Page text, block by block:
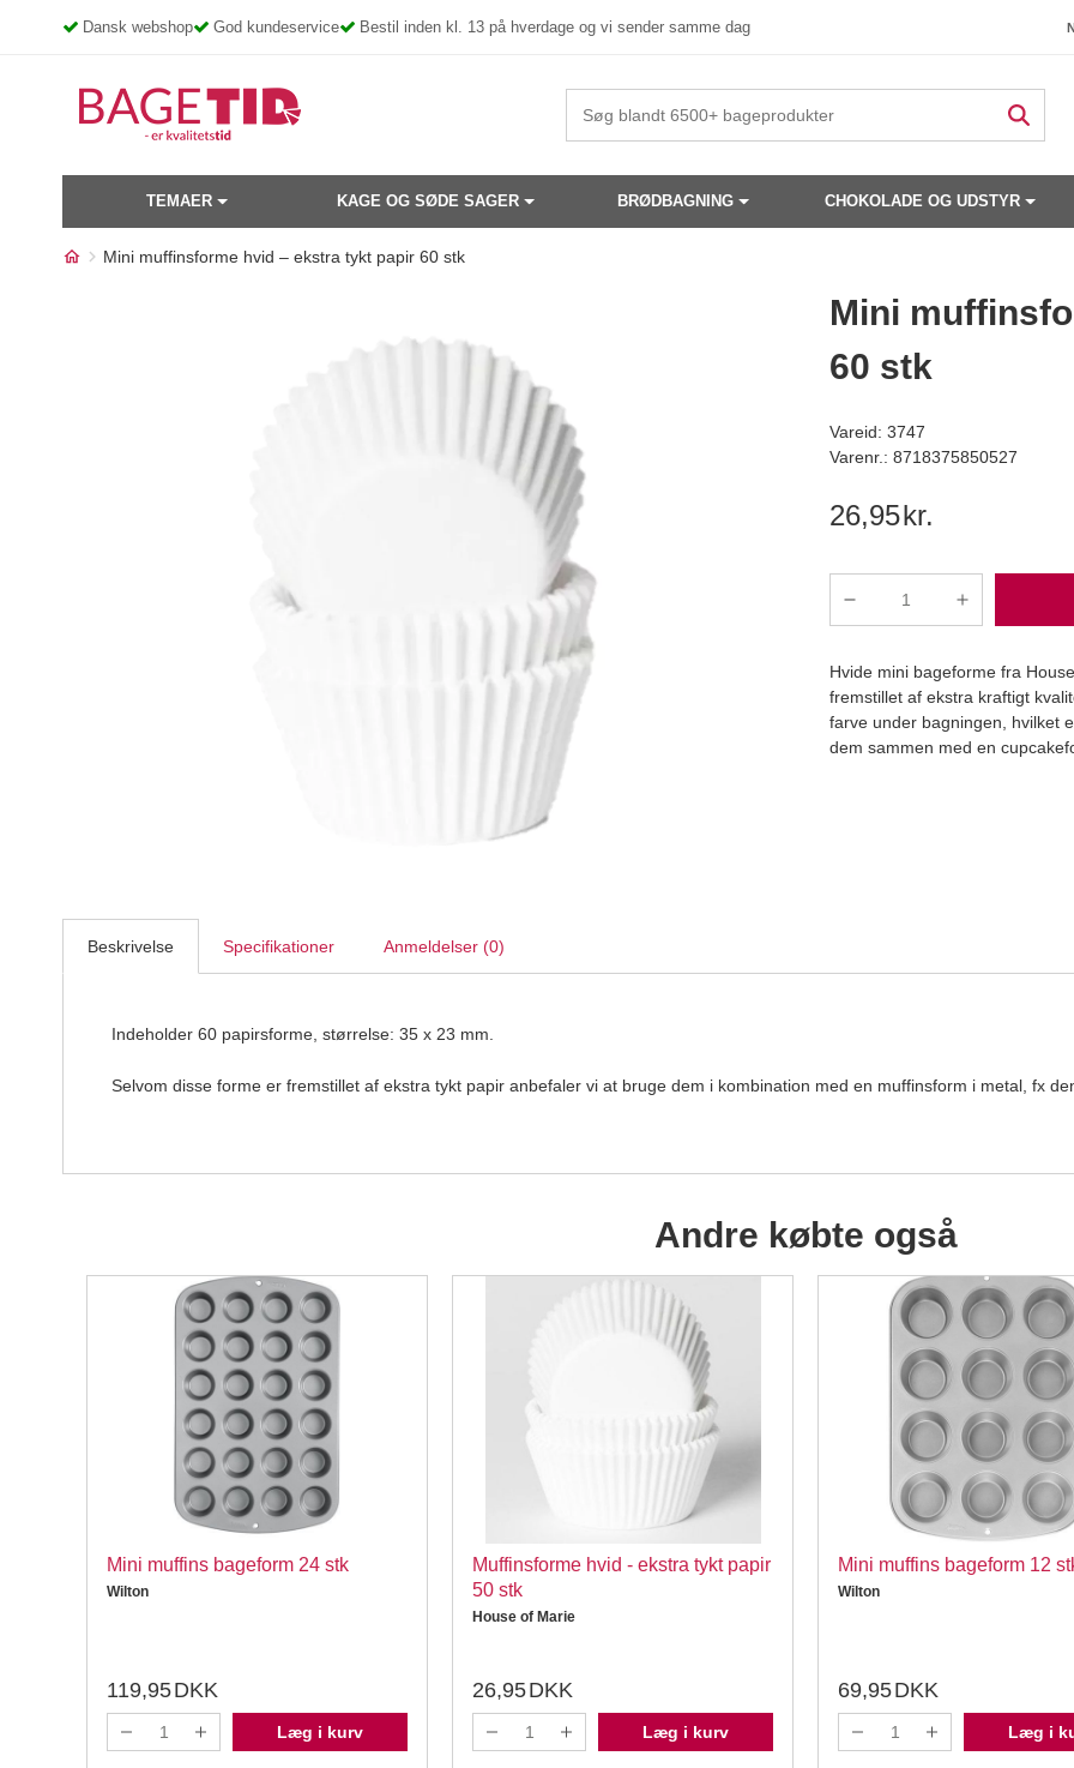
Dansk webshop God kundeservice Bestil inden kl. 13 på hverdage og vi sender samme dag
TEMAER KAGE OG SØDE SAGER BRØDBAGNING CHOKOLADE OG UDSTYR
Mini muffinsforme hvid – ekstra tykt papir 60 stk
Måske kunne nogle af disse produkter have din interesse?
Mini muffinsfome 4 pastelfarver - ekstra tykt papir 100 stk
Mini
60 stk
Vareid: 3747
Varenr.: 8718375850527
26,95kr.
Hvide mini bageforme fra
fremstillet af ekstra kraftigt
farve under bagningen, hvilket
dem sammen med en
Beskrivelse Specifikationer Anmeldelser (0)
Indeholder 60 papirsforme, størrelse: 35 x 23 mm.
Selvom disse forme er fremstillet af ekstra tykt papir anbefaler vi at bruge dem i kombination med en muffinsform i metal, fx
Andre købte også
Mini muffins bageform 24 stk
Wilton
119,95DKK
Læg i kurv
Muffinsforme hvid - ekstra tykt papir
50 stk
House of Marie
26,95DKK
Læg i kurv
Mini muffins bageform 12
Wilton
69,95DKK
Læg i